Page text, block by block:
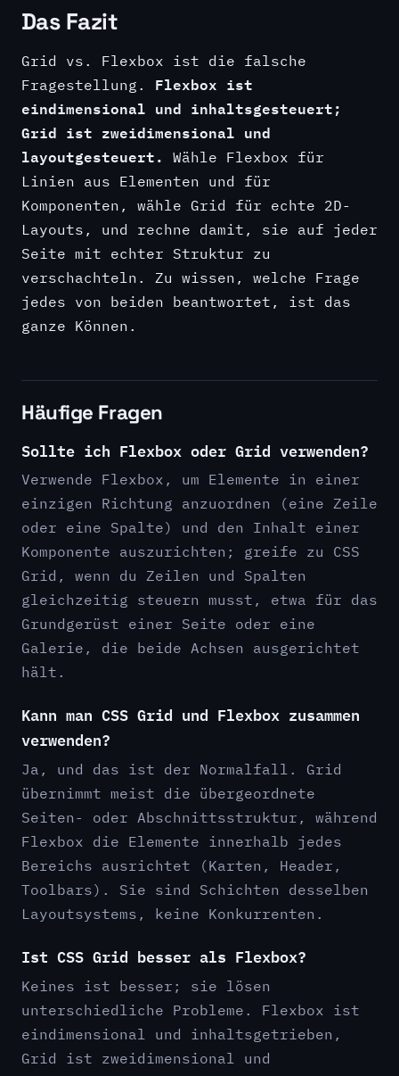
Das Fazit
Grid vs. Flexbox ist die falsche
Fragestellung. Flexbox ist
eindimensional und inhaltsgesteuert;
Grid ist zweidimensional und
layoutgesteuert.
Wähle Flexbox für
Linien aus Elementen und für
Komponenten, wähle Grid für echte 2D-
Layouts, und rechne damit, sie auf jeder
Seite mit echter Struktur zu
verschachteln. Zu wissen, welche Frage
jedes von beiden beantwortet, ist das
ganze Können.
Häufige Fragen
Sollte ich Flexbox oder Grid verwenden?
Verwende Flexbox, um Elemente in einer
einzigen Richtung anzuordnen (eine Zeile
oder eine Spalte) und den Inhalt einer
Komponente auszurichten; greife zu CSS
Grid, wenn du Zeilen und Spalten
gleichzeitig steuern musst, etwa für das
Grundgerüst einer Seite oder eine
Galerie, die beide Achsen ausgerichtet
hält.
Kann man CSS Grid und Flexbox zusammen
verwenden?
Ja, und das ist der Normalfall. Grid
übernimmt meist die übergeordnete
Seiten- oder Abschnittsstruktur, während
Flexbox die Elemente innerhalb jedes
Bereichs ausrichtet (Karten, Header,
Toolbars). Sie sind Schichten desselben
Layoutsystems, keine Konkurrenten.
Ist CSS Grid besser als Flexbox?
Keines ist besser; sie lösen
unterschiedliche Probleme. Flexbox ist
eindimensional und inhaltsgetrieben,
Grid ist zweidimensional und